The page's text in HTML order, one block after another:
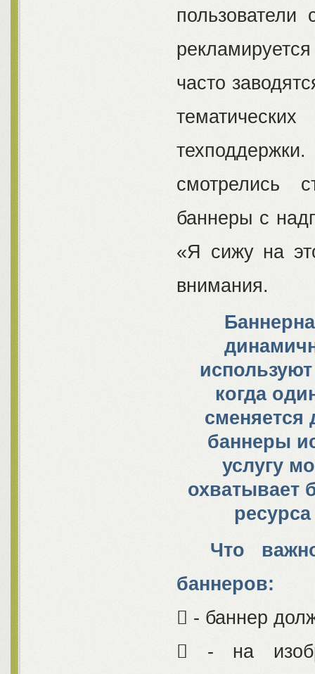
часто
смотрелись
баннеры с
«Я сижу на
внимания.
когда
баннеры
услугу
охватывает
Что важно
баннеров:
 - баннер
 - на